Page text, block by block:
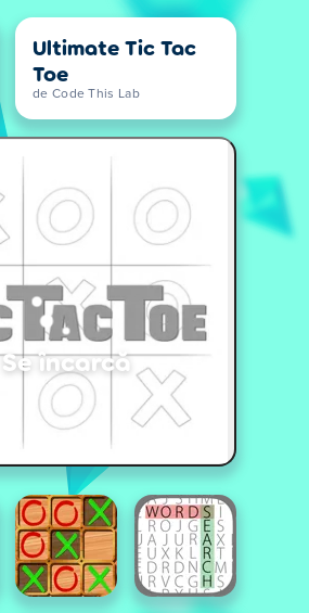
Ultimate Tic Tac
Toe
de Code This Lab
Se încarcă